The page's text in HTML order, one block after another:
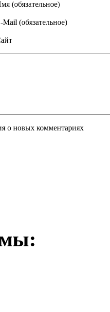
(обязательное)
Mail (обязательное)
о новых комментариях